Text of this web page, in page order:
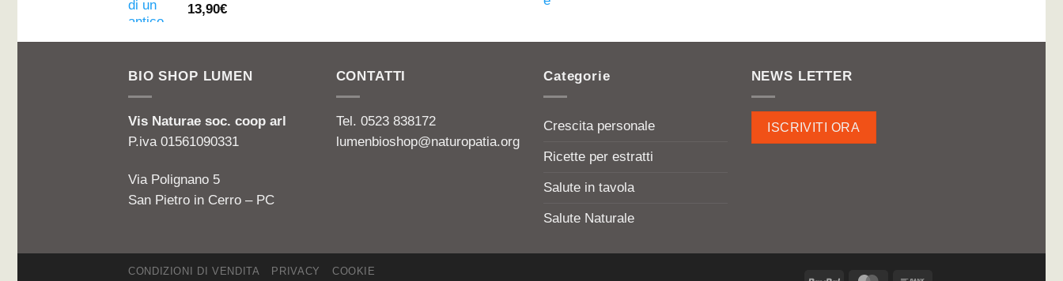
13,90€
era:
è:
BIO SHOP LUMEN
Vis Naturae soc. coop arl
P.iva 01561090331
Via Polignano 5
San Pietro in Cerro – PC
CONTATTI
Tel. 0523 838172
lumenbioshop@naturopatia.org
Categorie
Crescita personale
Ricette per estratti
Salute in tavola
Salute Naturale
NEWS LETTER
ISCRIVITI ORA
CONDIZIONI DI VENDITA PRIVACY COOKIE